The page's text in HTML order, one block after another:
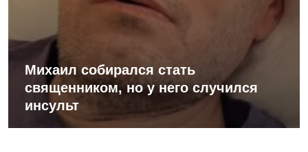
Михаил собирался стать
священником, но у него случился
инсульт